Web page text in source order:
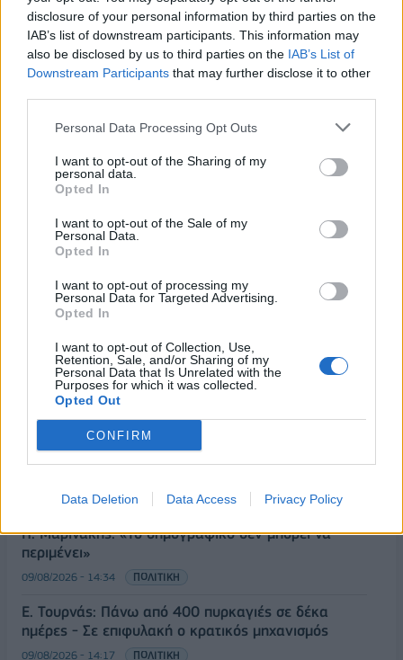
disclosure of your personal information by third parties on the
IAB’s list of downstream participants. This information may
also be disclosed by us to third parties on the IAB’s List of
Downstream Participants that may further disclose it to other
Personal Data Processing Opt Outs
I want to opt-out of the Sharing of my
personal data.
Opted In
I want to opt-out of the Sale of my
Personal Data.
Opted In
I want to opt-out of processing my
Personal Data for Targeted Advertising.
Opted In
I want to opt-out of Collection, Use,
Retention, Sale, and/or Sharing of my
Personal Data that Is Unrelated with the
Purposes for which it was collected.
Opted Out
CONFIRM
Data Deletion Data Access Privacy Policy
22/04/2021 - 13:17
Καραμανλής: Σε τροχιά
ολοκλήρωσης ο Ε65, λύση στο
βόρειο τμήμα του - Στο
Ελεγκτικό Συνέδριο η σύμβαση
προς έγκριση
Έναρξη Προηγούμενο
ΡΟΗ ΕΙΔΗΣΕΩΝ
Π. Μαρινάκης: «Το δημογραφικό δεν μπορεί να
περιμένει»
09/08/2026 - 14:34 ΠΟΛΙΤΙΚΗ
Ε. Τουρνάς: Πάνω από 400 πυρκαγιές σε δέκα
ημέρες - Σε επιφυλακή ο κρατικός μηχανισμός
09/08/2026 - 14:17 ΠΟΛΙΤΙΚΗ